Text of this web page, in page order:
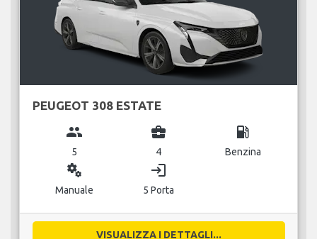
PEUGEOT 308 ESTATE
group
5
business_center
4
local_gas_station
Benzina
miscellaneous_services
Manuale
login
5 Porta
VISUALIZZA I DETTAGLI...